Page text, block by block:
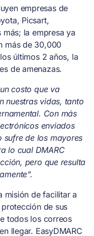
empresas de
Picsart,
más; la empresa ya
más de 30,000
últimos 2 años, la
de amenazas.
costo que va
nuestras vidas, tanto
Con más
enviados
sufre de los mayores
lo cual DMARC
pero que resulta
misión de facilitar a
de sus
todos los correos
llegar. EasyDMARC